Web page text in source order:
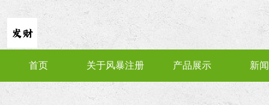
首页 关于风暴注册 产品展示 新